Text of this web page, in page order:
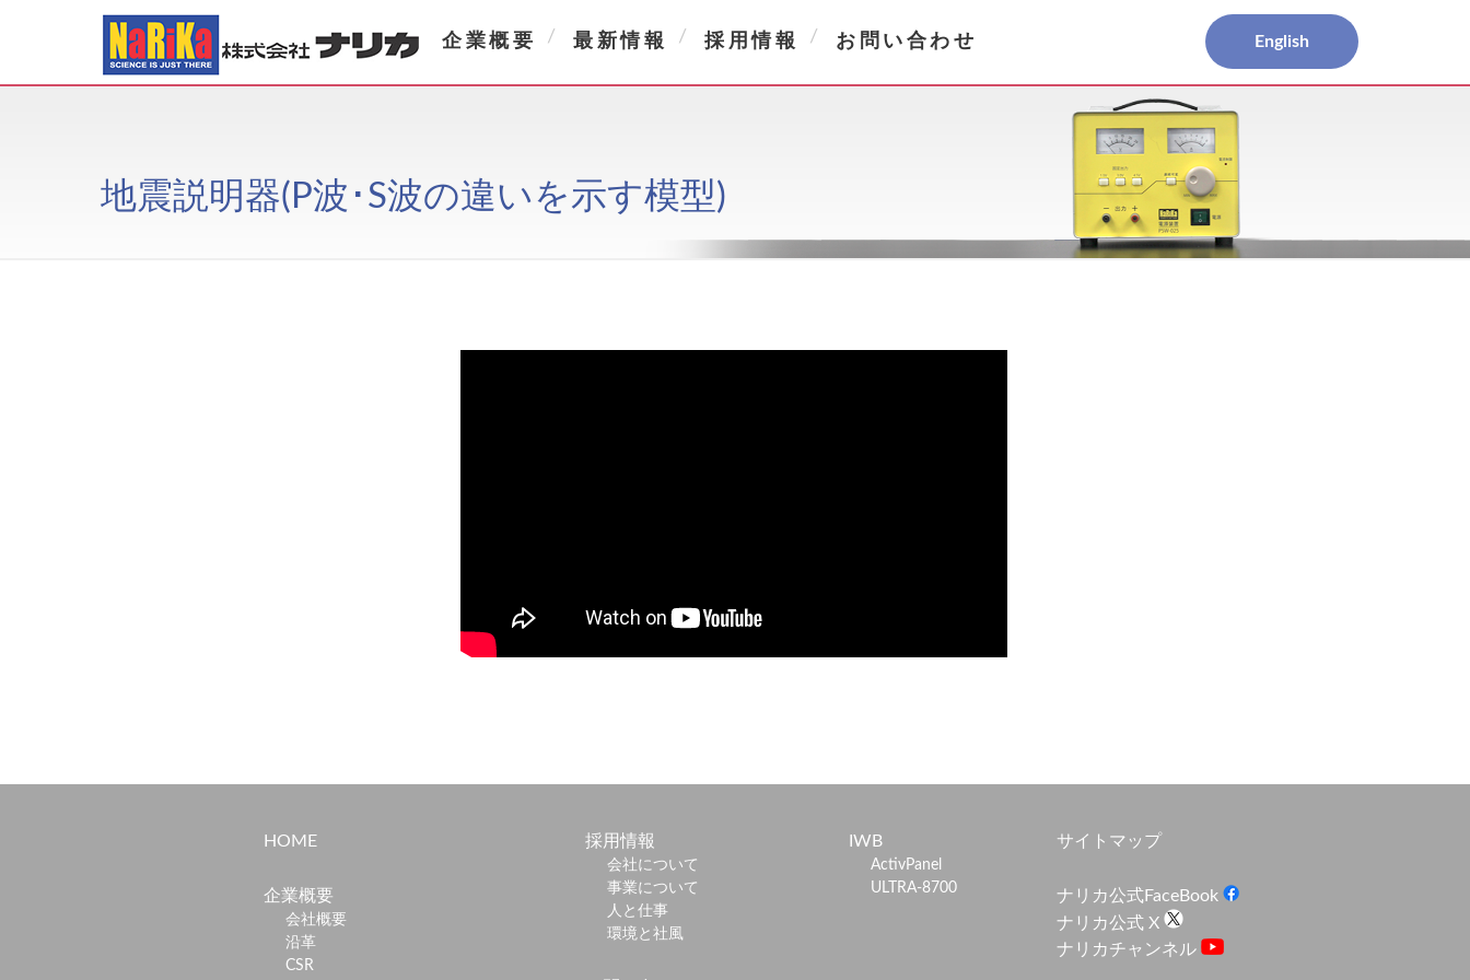
企業概要 最新情報 採用情報 お問い合わせ English
地震説明器(P波･S波の違いを示す模型)
HOME
企業概要
会社概要
沿革
CSR
採用情報
会社について
事業について
人と仕事
環境と社風
IWB
ActivPanel
ULTRA-8700
サイトマップ
ナリカ公式FaceBook
ナリカ公式 X
ナリカチャンネル